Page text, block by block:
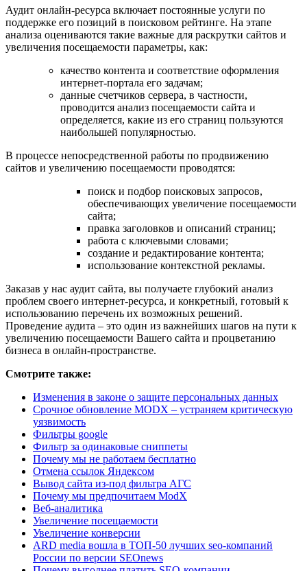
Аудит онлайн-ресурса включает постоянные услуги по
поддержке его позиций в поисковом рейтинге. На этапе
анализа оцениваются такие важные для раскрутки сайтов и
увеличения посещаемости параметры, как:
качество контента и соответствие оформления
интернет-портала его задачам;
данные счетчиков сервера, в частности,
проводится анализ посещаемости сайта и
определяется, какие из его страниц пользуются
наибольшей популярностью.
В процессе непосредственной работы по продвижению
сайтов и увеличению посещаемости проводятся:
поиск и подбор поисковых запросов,
обеспечивающих увеличение посещаемости
сайта;
правка заголовков и описаний страниц;
работа с ключевыми словами;
создание и редактирование контента;
использование контекстной рекламы.
Заказав у нас аудит сайта, вы получаете глубокий анализ
проблем своего интернет-ресурса, и конкретный, готовый к
использованию перечень их возможных решений.
Проведение аудита – это один из важнейших шагов на пути к
увеличению посещаемости Вашего сайта и процветанию
бизнеса в онлайн-пространстве.
Смотрите также:
Изменения в законе о защите персональных данных
Срочное обновление MODX – устраняем критическую
уязвимость
Фильтры google
Фильтр за одинаковые сниппеты
Почему мы не работаем бесплатно
Отмена ссылок Яндексом
Вывод сайта из-под фильтра АГС
Почему мы предпочитаем ModX
Веб-аналитика
Увеличение посещаемости
Увеличение конверсии
ARD media вошла в ТОП-50 лучших seo-компаний
России по версии SEOnews